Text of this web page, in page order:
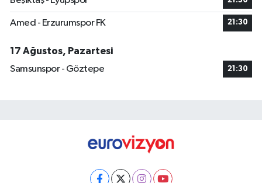
Amed - Erzurumspor FK 21:30
17 Ağustos, Pazartesi
Samsunspor - Göztepe
21:30